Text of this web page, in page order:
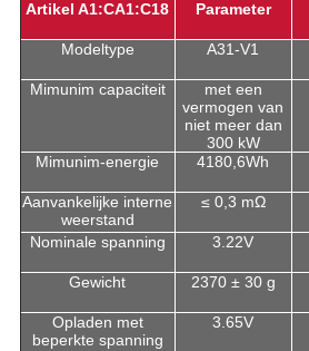
Artikel A1:CA1:C18 Parameter
Modeltype A31-V1
Mimunim capaciteit
met een
vermogen van
niet meer dan
300 kW
Mimunim-energie 4180,6Wh
Aanvankelijke interne
weerstand
≤ 0,3 mΩ
Nominale spanning 3.22V
Gewicht
2370 ± 30 g
Opladen met
beperkte spanning
3.65V